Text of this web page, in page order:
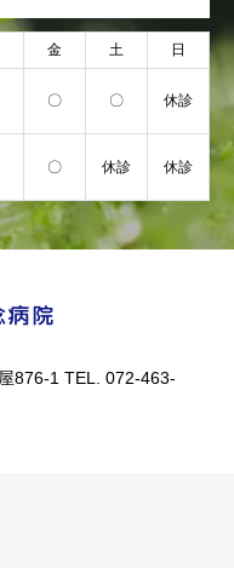
金 土 日
〇 〇 休診
〇 休診 休診
876-1 TEL. 072-463-